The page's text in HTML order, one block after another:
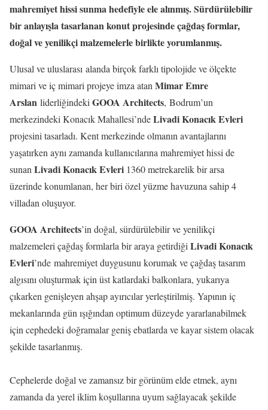
mahremiyet hissi sunma hedefiyle ele alınmış. Sürdürülebilir
bir anlayışla tasarlanan konut projesinde çağdaş formlar,
doğal ve yenilikçi malzemelerle birlikte yorumlanmış.
Ulusal ve uluslarası alanda birçok farklı tipolojide ve ölçekte
mimari ve iç mimari projeye imza atan Mimar Emre
Arslan liderliğindeki GOOA Architects, Bodrum’un
merkezindeki Konacık Mahallesi’ndeLivadi Konacık Evleri
projesini tasarladı. Kent merkezinde olmanın avantajlarını
yaşatırken aynı zamanda kullanıcılarına mahremiyet hissi de
sunan Livadi Konacık Evleri 1360 metrekarelik bir arsa
üzerinde konumlanan, her biri özel yüzme havuzuna sahip 4
villadan oluşuyor.
GOOA Architects’in doğal, sürdürülebilir ve yenilikçi
malzemeleri çağdaş formlarla bir araya getirdiği Livadi Konacık
Evleri’nde mahremiyet duygusunu korumak ve çağdaş tasarım
algısını oluşturmak için üst katlardaki balkonlara, yukarıya
çıkarken genişleyen ahşap ayırıcılar yerleştirilmiş. Yapının iç
mekanlarında gün ışığından optimum düzeyde yararlanabilmek
için cephedeki doğramalar geniş ebatlarda ve kayar sistem olacak
şekilde tasarlanmış.
Cephelerde doğal ve zamansız bir görünüm elde etmek, aynı
zamanda da yerel iklim koşullarına uyum sağlayacak şekilde